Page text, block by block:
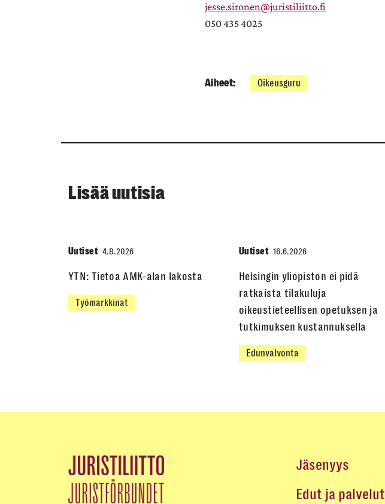
jesse.sironen@juristiliitto.fi
050 435 4025
Aiheet: Oikeusguru
Lisää uutisia
Uutiset 4.8.2026
YTN: Tietoa AMK-alan lakosta
Työmarkkinat
Uutiset 16.6.2026
Helsingin yliopiston ei pidä
ratkaista tilakuluja
oikeustieteellisen opetuksen ja
tutkimuksen kustannuksella
Edunvalvonta
Jäsenyys
Edut ja palvelut